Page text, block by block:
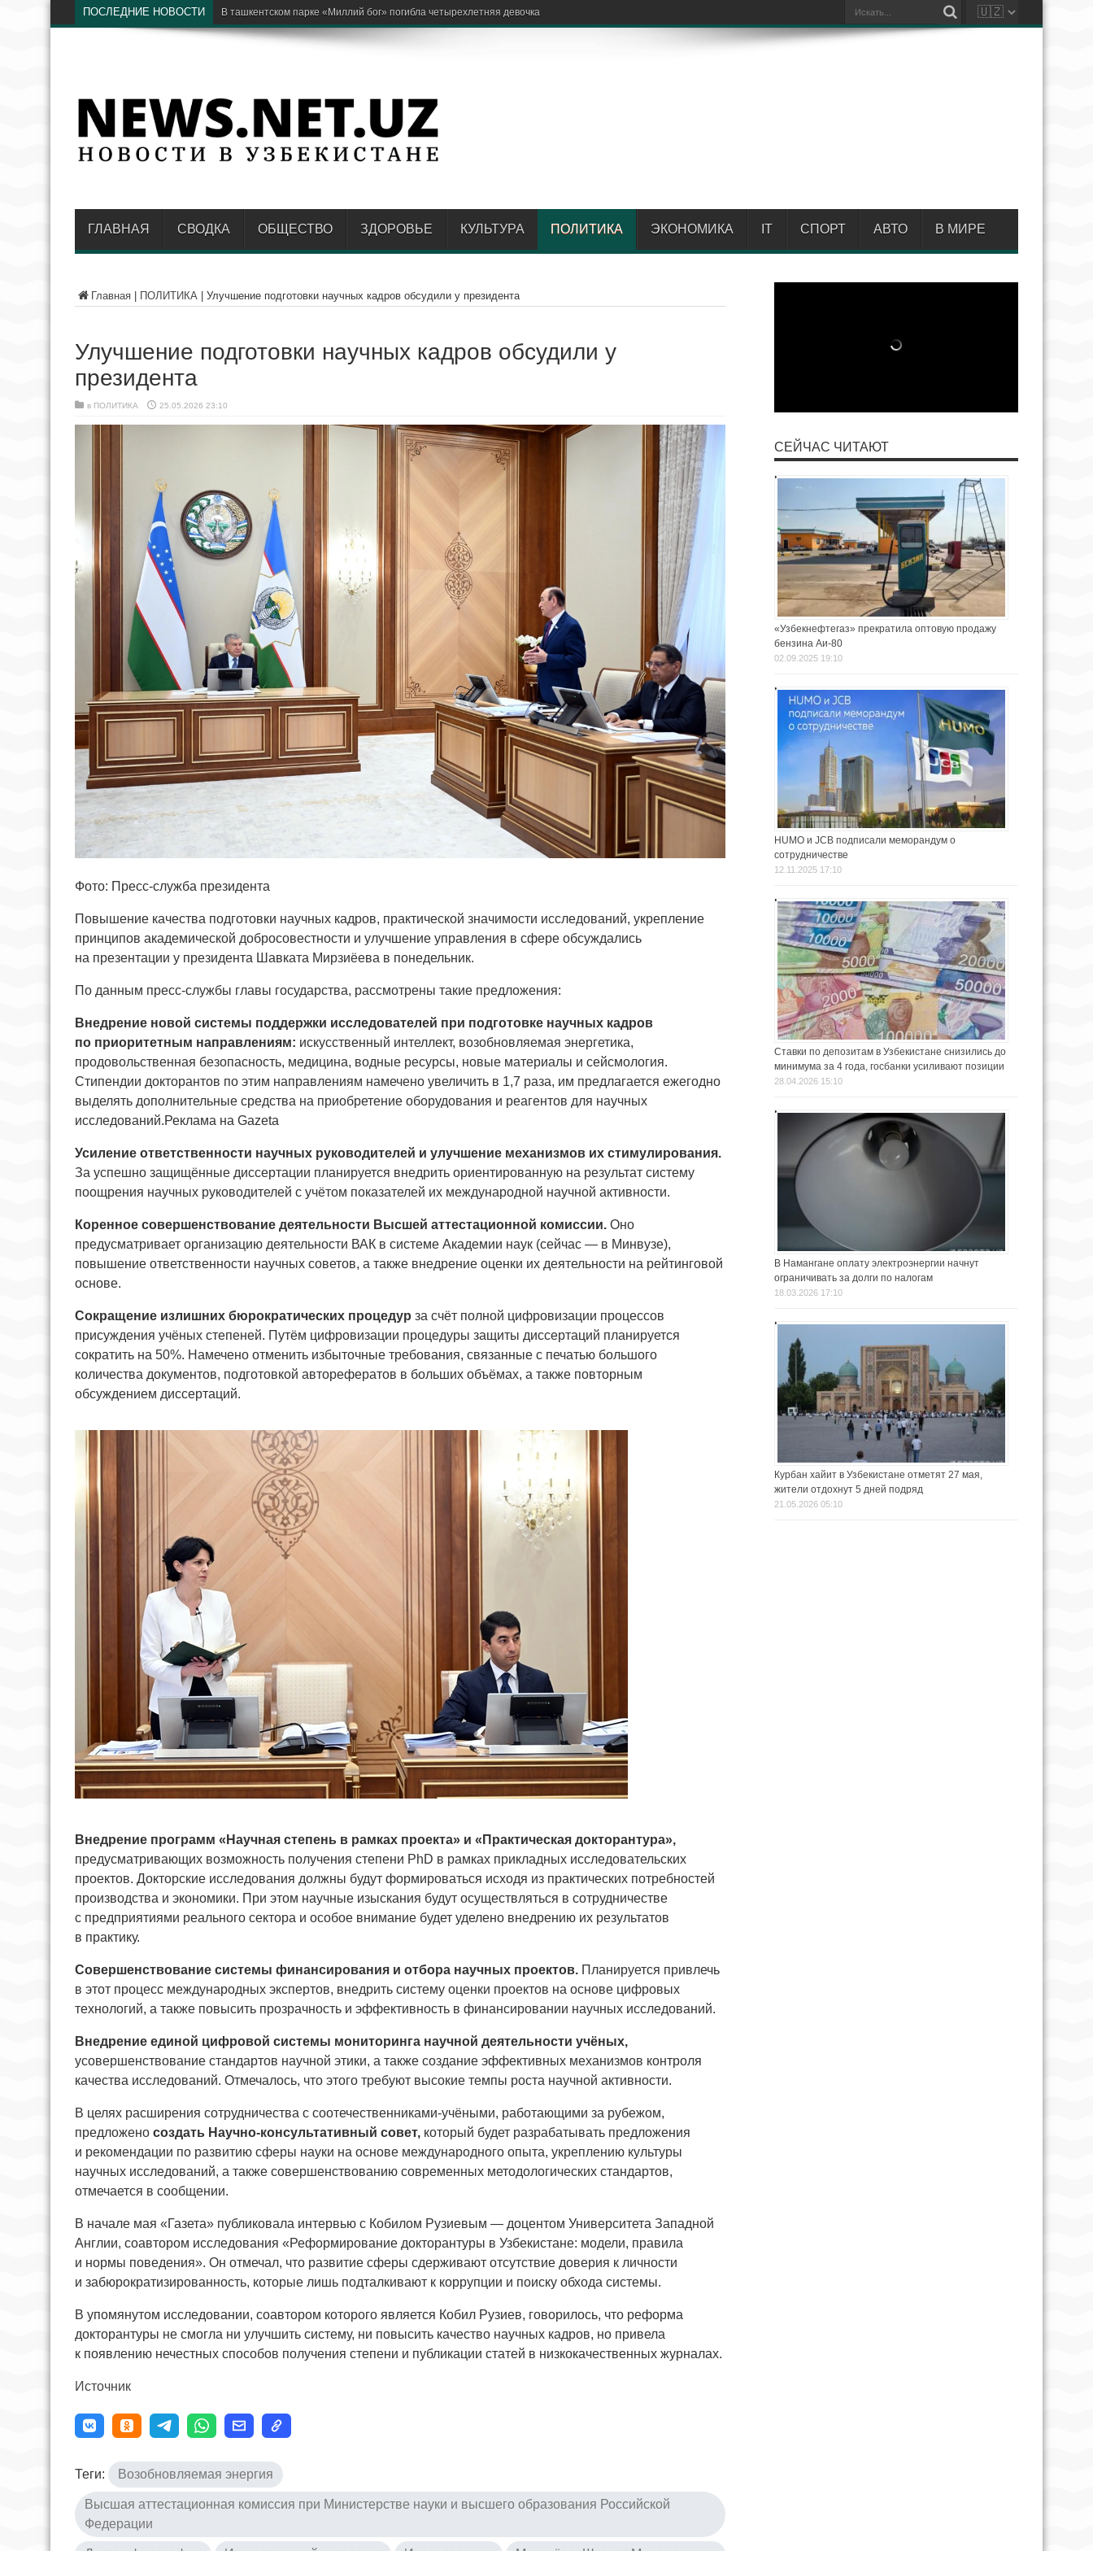
ПОСЛЕДНИЕ НОВОСТИ В ташкентском парке «Миллий бог» погибла четырехлетняя девочка
ГЛАВНАЯ СВОДКА ОБЩЕСТВО ЗДОРОВЬЕ КУЛЬТУРА ПОЛИТИКА ЭКОНОМИКА IT СПОРТ АВТО В МИРЕ
Главная ПОЛИТИКА Улучшение подготовки научных кадров обсудили у президента
Улучшение подготовки научных кадров обсудили у
президента
в ПОЛИТИКА 25.05.2026 23:10
Фото: Пресс-служба президента
Повышение качества подготовки научных кадров, практической значимости исследований, укрепление
принципов академической добросовестности и улучшение управления в сфере обсуждались
на презентации у президента Шавката Мирзиёева в понедельник.
По данным пресс-службы главы государства, рассмотрены такие предложения:
Внедрение новой системы поддержки исследователей при подготовке научных кадров
по приоритетным направлениям: искусственный интеллект, возобновляемая энергетика,
продовольственная безопасность, медицина, водные ресурсы, новые материалы и сейсмология.
Стипендии докторантов по этим направлениям намечено увеличить в 1,7 раза, им предлагается ежегодно
выделять дополнительные средства на приобретение оборудования и реагентов для научных
исследований.Реклама на Gazeta
Усиление ответственности научных руководителей и улучшение механизмов их стимулирования.
За успешно защищённые диссертации планируется внедрить ориентированную на результат систему
поощрения научных руководителей с учётом показателей их международной научной активности.
Коренное совершенствование деятельности Высшей аттестационной комиссии. Оно
предусматривает организацию деятельности ВАК в системе Академии наук (сейчас — в Минвузе),
повышение ответственности научных советов, а также внедрение оценки их деятельности на рейтинговой
основе.
Сокращение излишних бюрократических процедур за счёт полной цифровизации процессов
присуждения учёных степеней. Путём цифровизации процедуры защиты диссертаций планируется
сократить на 50%. Намечено отменить избыточные требования, связанные с печатью большого
количества документов, подготовкой авторефератов в больших объёмах, а также повторным
обсуждением диссертаций.
Внедрение программ «Научная степень в рамках проекта» и «Практическая докторантура»,
предусматривающих возможность получения степени PhD в рамках прикладных исследовательских
проектов. Докторские исследования должны будут формироваться исходя из практических потребностей
производства и экономики. При этом научные изыскания будут осуществляться в сотрудничестве
с предприятиями реального сектора и особое внимание будет уделено внедрению их результатов
в практику.
Совершенствование системы финансирования и отбора научных проектов. Планируется привлечь
в этот процесс международных экспертов, внедрить систему оценки проектов на основе цифровых
технологий, а также повысить прозрачность и эффективность в финансировании научных исследований.
Внедрение единой цифровой системы мониторинга научной деятельности учёных,
усовершенствование стандартов научной этики, а также создание эффективных механизмов контроля
качества исследований. Отмечалось, что этого требуют высокие темпы роста научной активности.
В целях расширения сотрудничества с соотечественниками-учёными, работающими за рубежом,
предложено создать Научно-консультативный совет, который будет разрабатывать предложения
и рекомендации по развитию сферы науки на основе международного опыта, укреплению культуры
научных исследований, а также совершенствованию современных методологических стандартов,
отмечается в сообщении.
В начале мая «Газета» публиковала интервью с Кобилом Рузиевым — доцентом Университета Западной
Англии, соавтором исследования «Реформирование докторантуры в Узбекистане: модели, правила
и нормы поведения». Он отмечал, что развитие сферы сдерживают отсутствие доверия к личности
и забюрократизированность, которые лишь подталкивают к коррупции и поиску обхода системы.
В упомянутом исследовании, соавтором которого является Кобил Рузиев, говорилось, что реформа
докторантуры не смогла ни улучшить систему, ни повысить качество научных кадров, но привела
к появлению нечестных способов получения степени и публикации статей в низкокачественных журналах.
Источник
Теги: Возобновляемая энергия
Высшая аттестационная комиссия при Министерстве науки и высшего образования Российской
Федерации
СЕЙЧАС ЧИТАЮТ
«Узбекнефтегаз» прекратила оптовую продажу
бензина Аи-80
02.09.2025 19:10
HUMO и JCB подписали меморандум о
сотрудничестве
12.11.2025 17:10
Ставки по депозитам в Узбекистане снизились до
минимума за 4 года, госбанки усиливают позиции
28.04.2026 15:10
В Намангане оплату электроэнергии начнут
ограничивать за долги по налогам
18.03.2026 17:10
Курбан хайит в Узбекистане отметят 27 мая,
жители отдохнут 5 дней подряд
21.05.2026 05:10